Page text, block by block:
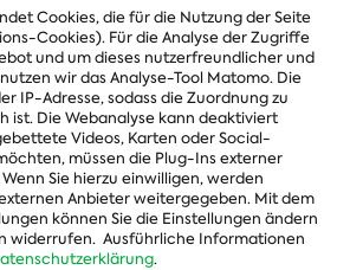
Vorsitzender
Vorstand
Arbeitsgruppen
Ausschussvorsitzende
Beauftragte
Landesgruppen
Organisation
Cookies, die für die Nutzung der Seite
Cookies). Für die Analyse der Zugriffe
und um dieses nutzerfreundlicher und
wir das Analyse-Tool Matomo. Die
IP-Adresse, sodass die Zuordnung zu
ist. Die Webanalyse kann deaktiviert
Videos, Karten oder Social-
müssen die Plug-Ins externer
Sie hierzu einwilligen, werden
Anbieter weitergegeben. Mit dem
können Sie die Einstellungen ändern
widerrufen. Ausführliche Informationen
.